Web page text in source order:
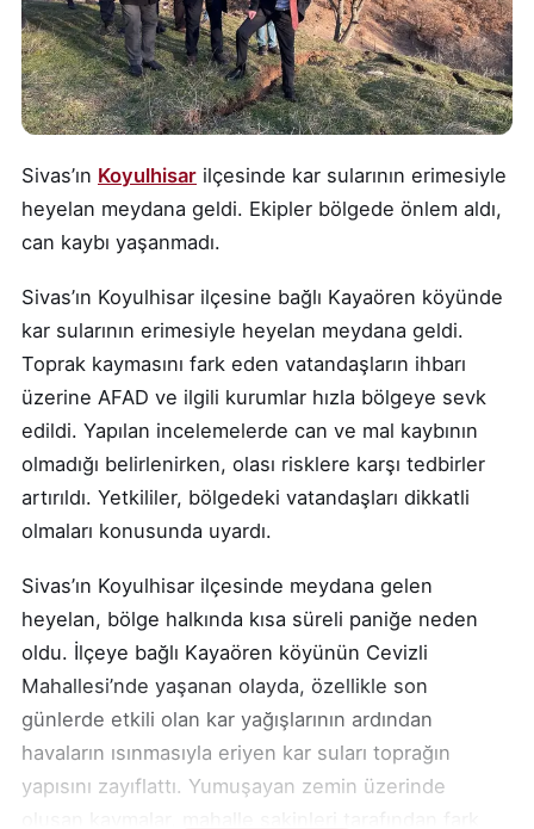
Sivas’ın Koyulhisar ilçesinde kar sularının erimesiyle
heyelan meydana geldi. Ekipler bölgede önlem aldı,
can kaybı yaşanmadı.
Sivas’ın Koyulhisar ilçesine bağlı Kayaören köyünde
kar sularının erimesiyle heyelan meydana geldi.
Toprak kaymasını fark eden vatandaşların ihbarı
üzerine AFAD ve ilgili kurumlar hızla bölgeye sevk
edildi. Yapılan incelemelerde can ve mal kaybının
olmadığı belirlenirken, olası risklere karşı tedbirler
artırıldı. Yetkililer, bölgedeki vatandaşları dikkatli
olmaları konusunda uyardı.
Sivas’ın Koyulhisar ilçesinde meydana gelen
heyelan, bölge halkında kısa süreli paniğe neden
oldu. İlçeye bağlı Kayaören köyünün Cevizli
Mahallesi’nde yaşanan olayda, özellikle son
günlerde etkili olan kar yağışlarının ardından
havaların ısınmasıyla eriyen kar suları toprağın
yapısını zayıflattı. Yumuşayan zemin üzerinde